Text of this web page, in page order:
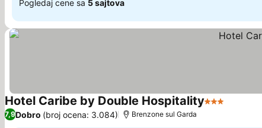
Pogledaj cene sa 5 sajtova
Hotel Caribe by Double Hospitality3 Zvezdice
7,9Dobro (broj ocena: 3.084) Brenzone sul Garda